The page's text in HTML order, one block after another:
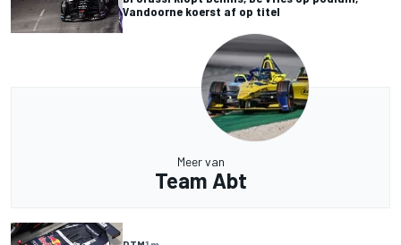
Vandoorne koerst af op titel
Meer van
Team Abt